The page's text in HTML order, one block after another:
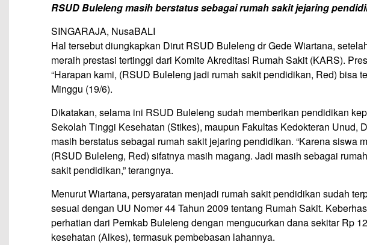
RSUD Buleleng masih berstatus sebagai rumah sakit jejaring
SINGARAJA, NusaBALI
Hal tersebut diungkapkan Dirut RSUD Buleleng dr Gede Wiartana,
meraih prestasi tertinggi dari Komite Akreditasi Rumah Sakit (KARS).
“Harapan kami, (RSUD Buleleng jadi rumah sakit pendidikan, Red) bisa
Minggu (19/6).
Dikatakan, selama ini RSUD Buleleng sudah memberikan pendidikan
Sekolah Tinggi Kesehatan (Stikes), maupun Fakultas Kedokteran Unud,
masih berstatus sebagai rumah sakit jejaring pendidikan. “Karena siswa
(RSUD Buleleng, Red) sifatnya masih magang. Jadi masih sebagai
sakit pendidikan,” terangnya.
Menurut Wiartana, persyaratan menjadi rumah sakit pendidikan sudah
sesuai dengan UU Nomer 44 Tahun 2009 tentang Rumah Sakit.
perhatian dari Pemkab Buleleng dengan mengucurkan dana sekitar Rp
kesehatan (Alkes), termasuk pembebasan lahannya.